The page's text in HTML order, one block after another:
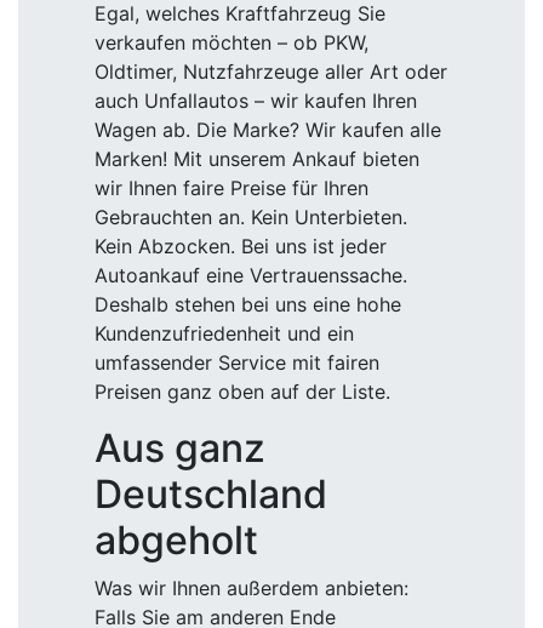
Egal, welches Kraftfahrzeug Sie
verkaufen möchten – ob PKW,
Oldtimer, Nutzfahrzeuge aller Art oder
auch Unfallautos – wir kaufen Ihren
Wagen ab. Die Marke? Wir kaufen alle
Marken! Mit unserem Ankauf bieten
wir Ihnen faire Preise für Ihren
Gebrauchten an. Kein Unterbieten.
Kein Abzocken. Bei uns ist jeder
Autoankauf eine Vertrauenssache.
Deshalb stehen bei uns eine hohe
Kundenzufriedenheit und ein
umfassender Service mit fairen
Preisen ganz oben auf der Liste.
Aus ganz
Deutschland
abgeholt
Was wir Ihnen außerdem anbieten:
Falls Sie am anderen Ende